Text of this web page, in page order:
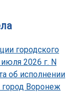
городского
2026 г. N
об исполнении
город Воронеж